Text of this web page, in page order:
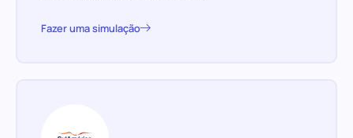
Fazer uma simulação